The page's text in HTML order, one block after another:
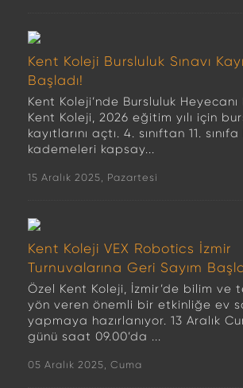
Kent Koleji Bursluluk Sınavı
Başladı!
Kent Koleji’nde Bursluluk Heyecanı
Kent Koleji, 2026 eğitim yılı için
kayıtlarını açtı. 4. sınıftan 11.
kademeleri kapsay...
15 Aralık 2025, Pazartesi
Kent Koleji VEX Robotics İzmir
Turnuvalarına Geri Sayım
Özel Kent Koleji, İzmir’de bilim ve
yön veren önemli bir etkinliğe ev
yapmaya hazırlanıyor. 13 Aralık
günü saat 09.00’da ...
05 Aralık 2025, Cuma